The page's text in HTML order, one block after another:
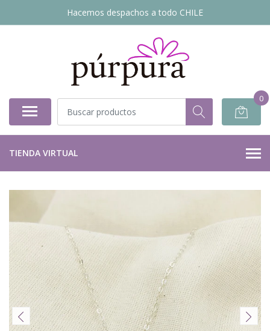
Hacemos despachos a todo CHILE
0
TIENDA VIRTUAL